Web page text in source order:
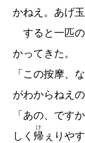
かねえ。あげ
すると一匹の
かってきた。
「この按摩、
がわからねえの
「あの、です
しく 帰
け
ぇりや